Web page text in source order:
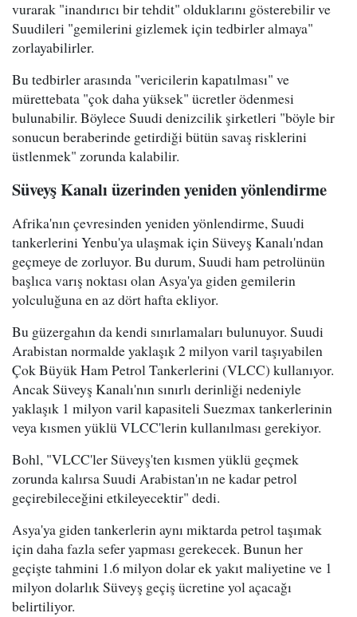
vurarak "inandırıcı bir tehdit" olduklarını gösterebilir ve
Suudileri "gemilerini gizlemek için tedbirler almaya"
zorlayabilirler.
Bu tedbirler arasında "vericilerin kapatılması" ve
mürettebata "çok daha yüksek" ücretler ödenmesi
bulunabilir. Böylece Suudi denizcilik şirketleri "böyle bir
sonucun beraberinde getirdiği bütün savaş risklerini
üstlenmek" zorunda kalabilir.
Süveyş Kanalı üzerinden yeniden yönlendirme
Afrika'nın çevresinden yeniden yönlendirme, Suudi
tankerlerini Yenbu'ya ulaşmak için Süveyş Kanalı'ndan
geçmeye de zorluyor. Bu durum, Suudi ham petrolünün
başlıca varış noktası olan Asya'ya giden gemilerin
yolculuğuna en az dört hafta ekliyor.
Bu güzergahın da kendi sınırlamaları bulunuyor. Suudi
Arabistan normalde yaklaşık 2 milyon varil taşıyabilen
Çok Büyük Ham Petrol Tankerlerini (VLCC) kullanıyor.
Ancak Süveyş Kanalı'nın sınırlı derinliği nedeniyle
yaklaşık 1 milyon varil kapasiteli Suezmax tankerlerinin
veya kısmen yüklü VLCC'lerin kullanılması gerekiyor.
Bohl, "VLCC'ler Süveyş'ten kısmen yüklü geçmek
zorunda kalırsa Suudi Arabistan'ın ne kadar petrol
geçirebileceğini etkileyecektir" dedi.
Asya'ya giden tankerlerin aynı miktarda petrol taşımak
için daha fazla sefer yapması gerekecek. Bunun her
geçişte tahmini 1.6 milyon dolar ek yakıt maliyetine ve 1
milyon dolarlık Süveyş geçiş ücretine yol açacağı
belirtiliyor.